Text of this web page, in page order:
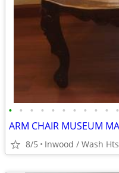
• • • • • • • • • • •
8/5 Inwood / Wash Hts